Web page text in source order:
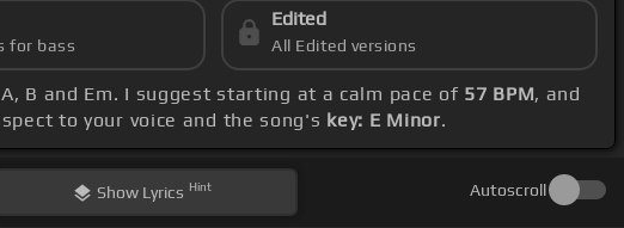
for bass
Edited
All Edited versions
B and Em. I suggest starting at a calm pace of 57 BPM, and
to your voice and the song's key: E Minor.
Show Lyrics Hint Autoscroll